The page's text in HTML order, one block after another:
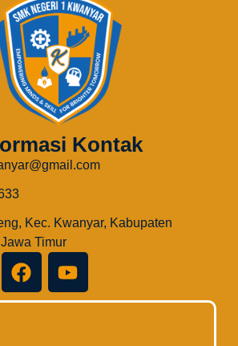
Kontak
Kec. Kwanyar, Kabupaten
Timur